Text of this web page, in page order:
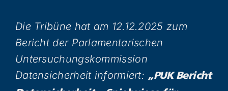
Die Tribüne hat am 12.12.2025 zum
Bericht der Parlamentarischen
Untersuchungskommission
Datensicherheit informiert: „PUK Bericht